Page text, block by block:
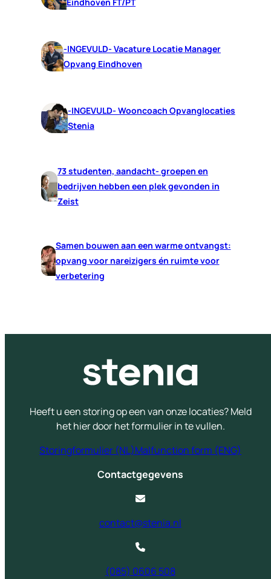
Eindhoven FT/PT
-INGEVULD- Vacature Locatie Manager
Opvang Eindhoven
-INGEVULD- Wooncoach Opvanglocaties
Stenia
73 studenten, aandacht- groepen en
bedrijven hebben een plek gevonden in
Zeist
Samen bouwen aan een warme ontvangst:
opvang voor nareizigers én ruimte voor
verbetering
Heeft u een storing op een van onze locaties? Meld
het hier door het formulier in te vullen.
Storingformulier (NL)Malfunction form (ENG)
Contactgegevens
contact@stenia.nl
(085) 0606 508